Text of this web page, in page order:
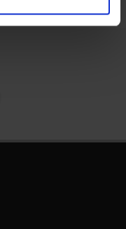
inoltre
combinarle